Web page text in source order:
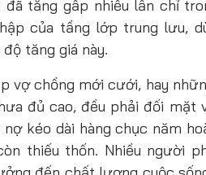
đã tăng gấp nhiều lần chỉ
của tầng lớp trung lưu,
tăng giá này.
vợ chồng mới cưới, hay
đủ cao, đều phải đối mặt
kéo dài hàng chục năm
thiếu thốn. Nhiều người